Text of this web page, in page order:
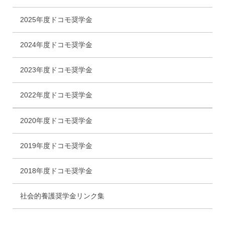
2025年度ドコモ奨学金
2024年度ドコモ奨学金
2023年度ドコモ奨学金
2022年度ドコモ奨学金
2020年度ドコモ奨学金
2019年度ドコモ奨学金
2018年度ドコモ奨学金
社会的養護奨学金リンク集